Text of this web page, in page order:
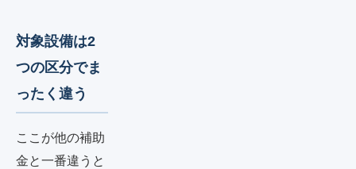
対象設備は2
つの区分でま
ったく違う
ここが他の補助
金と一番違うと